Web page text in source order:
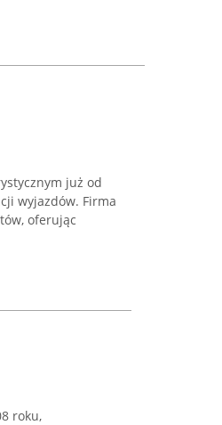
już od
wyjazdów. Firma
oferując
roku,